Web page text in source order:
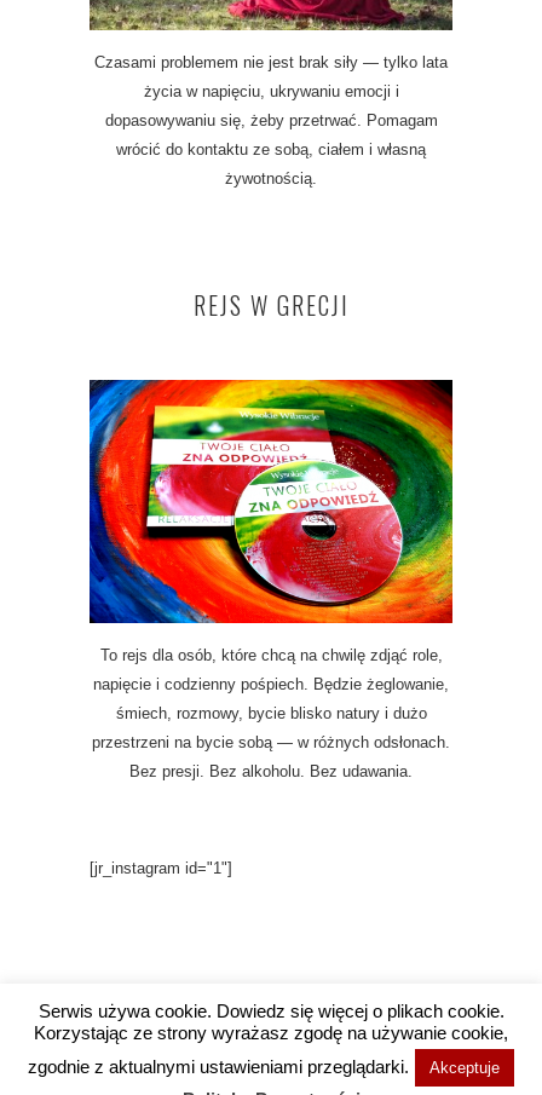
Czasami problemem nie jest brak siły — tylko lata
życia w napięciu, ukrywaniu emocji i
dopasowywaniu się, żeby przetrwać. Pomagam
wrócić do kontaktu ze sobą, ciałem i własną
żywotnością.
REJS W GRECJI
To rejs dla osób, które chcą na chwilę zdjąć role,
napięcie i codzienny pośpiech. Będzie żeglowanie,
śmiech, rozmowy, bycie blisko natury i dużo
przestrzeni na bycie sobą — w różnych odsłonach.
Bez presji. Bez alkoholu. Bez udawania.
[jr_instagram id="1"]
Copyright @ 2016 Wysokie Wibracje / Projekt i
wykonanie
Agencja Social Media Wrocław
Serwis używa cookie. Dowiedz się więcej o plikach cookie.
Korzystając ze strony wyrażasz zgodę na używanie cookie,
zgodnie z aktualnymi ustawieniami przeglądarki.
Akceptuje